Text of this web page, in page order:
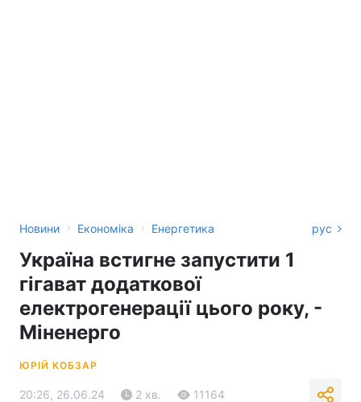
Новини › Економіка › Енергетика рус
Україна встигне запустити 1
гігават додаткової
електрогенерації цього року, -
Міненерго
ЮРІЙ КОБЗАР
20:26, 26.06.24 2 хв. 11164